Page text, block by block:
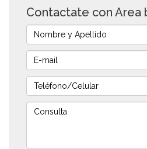
Contactate con Area